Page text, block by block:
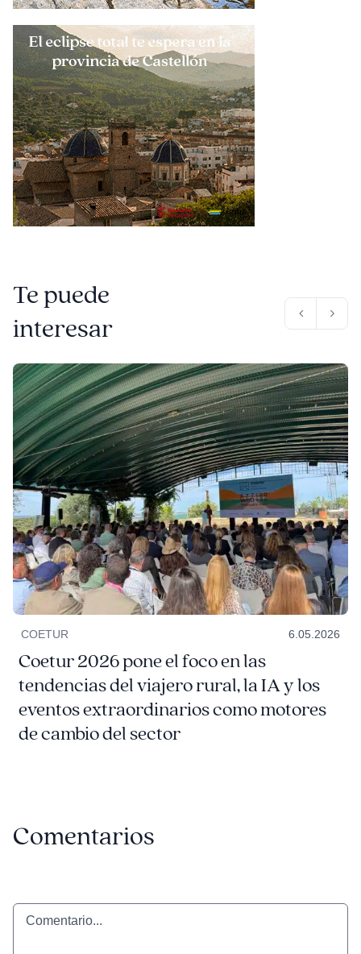
Te puede
interesar
COETUR 6.05.2026
Coetur 2026 pone el foco en las
tendencias del viajero rural, la IA y los
eventos extraordinarios como motores
de cambio del sector
Comentarios
Comentario